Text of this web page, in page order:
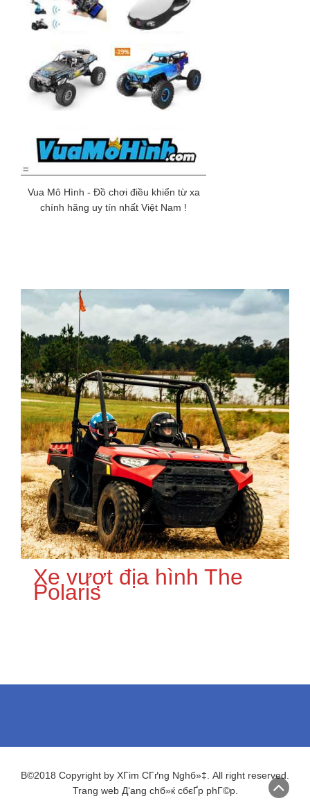
Vua Mô Hình - Đồ chơi điều khiển từ xa
chính hãng uy tín nhất Việt Nam !
Xe vượt địa hình The
Polaris
В©2018 Copyright by XГіm CГґng Nghб»‡. All right reserved.
Trang web Д‘ang chб»ќ cбєҐp phГ©p.